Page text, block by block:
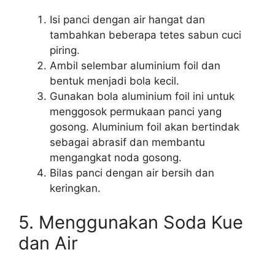
Isi panci dengan air hangat dan
tambahkan beberapa tetes sabun cuci
piring.
Ambil selembar aluminium foil dan
bentuk menjadi bola kecil.
Gunakan bola aluminium foil ini untuk
menggosok permukaan panci yang
gosong. Aluminium foil akan bertindak
sebagai abrasif dan membantu
mengangkat noda gosong.
Bilas panci dengan air bersih dan
keringkan.
5. Menggunakan Soda Kue
dan Air